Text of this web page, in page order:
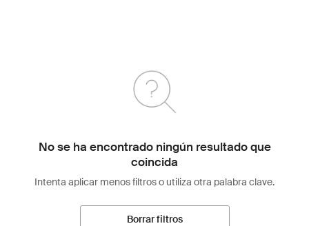
No se ha encontrado ningún resultado que
coincida
Intenta aplicar menos filtros o utiliza otra palabra clave.
Borrar filtros